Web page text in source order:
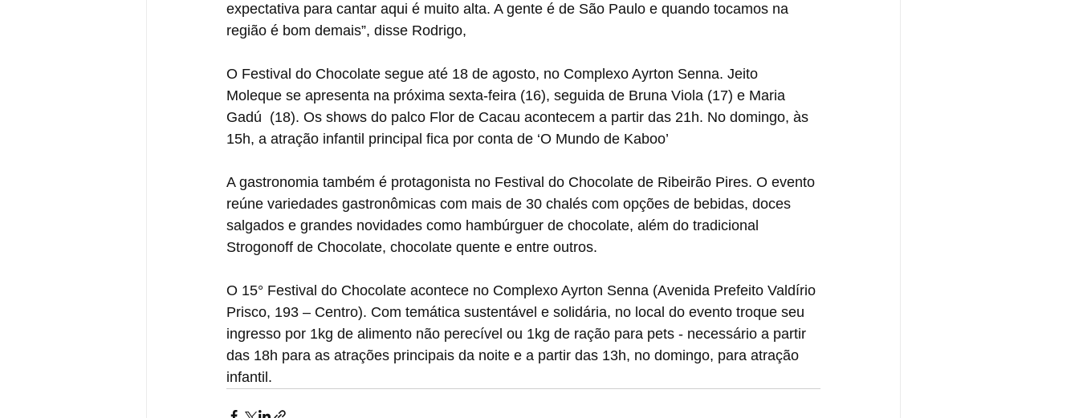
expectativa para cantar aqui é muito alta. A gente é de São Paulo e quando tocamos na
região é bom demais”, disse Rodrigo,
O Festival do Chocolate segue até 18 de agosto, no Complexo Ayrton Senna. Jeito
Moleque se apresenta na próxima sexta-feira (16), seguida de Bruna Viola (17) e Maria
Gadú  (18). Os shows do palco Flor de Cacau acontecem a partir das 21h. No domingo, às
15h, a atração infantil principal fica por conta de ‘O Mundo de Kaboo’
A gastronomia também é protagonista no Festival do Chocolate de Ribeirão Pires. O evento
reúne variedades gastronômicas com mais de 30 chalés com opções de bebidas, doces
salgados e grandes novidades como hambúrguer de chocolate, além do tradicional
Strogonoff de Chocolate, chocolate quente e entre outros.
O 15° Festival do Chocolate acontece no Complexo Ayrton Senna (Avenida Prefeito Valdírio
Prisco, 193 – Centro). Com temática sustentável e solidária, no local do evento troque seu
ingresso por 1kg de alimento não perecível ou 1kg de ração para pets - necessário a partir
das 18h para as atrações principais da noite e a partir das 13h, no domingo, para atração
infantil.